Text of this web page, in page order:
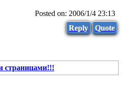
Posted on: 2006/1/4 23:13
Reply
Quote
страницами!!!